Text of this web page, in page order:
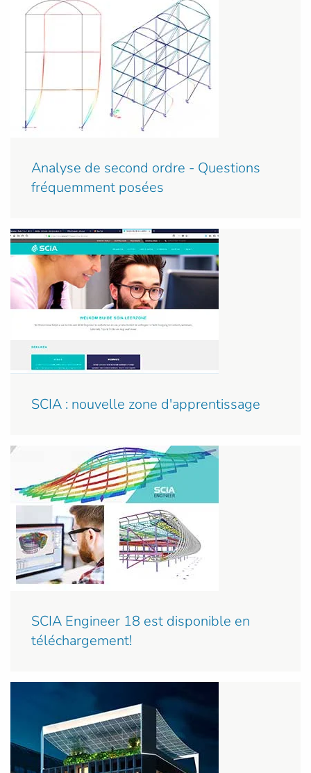
Analyse de second ordre - Questions
fréquemment posées
SCIA : nouvelle zone d'apprentissage
SCIA Engineer 18 est disponible en
téléchargement!